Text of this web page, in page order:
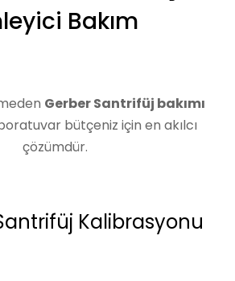
Bakım
Gerber Santrifüj bakımı
bütçeniz için en akılcı
çözümdür.
Kalibrasyonu